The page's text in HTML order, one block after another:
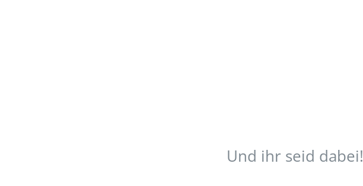
Und ihr seid dabei!